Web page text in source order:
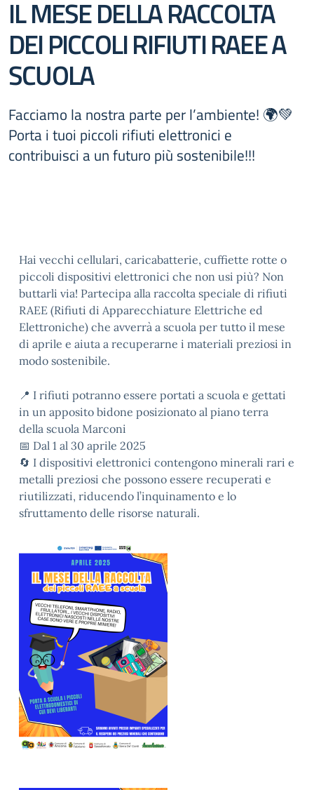
IL MESE DELLA RACCOLTA
DEI PICCOLI RIFIUTI RAEE A
SCUOLA
Facciamo la nostra parte per l’ambiente! 🌍💚
Porta i tuoi piccoli rifiuti elettronici e
contribuisci a un futuro più sostenibile!!!
Hai vecchi cellulari, caricabatterie, cuffiette rotte o
piccoli dispositivi elettronici che non usi più? Non
buttarli via! Partecipa alla raccolta speciale di rifiuti
RAEE (Rifiuti di Apparecchiature Elettriche ed
Elettroniche) che avverrà a scuola per tutto il mese
di aprile e aiuta a recuperarne i materiali preziosi in
modo sostenibile.
📍 I rifiuti potranno essere portati a scuola e gettati
in un apposito bidone posizionato al piano terra
della scuola Marconi
📅 Dal 1 al 30 aprile 2025
🔄 I dispositivi elettronici contengono minerali rari e
metalli preziosi che possono essere recuperati e
riutilizzati, riducendo l’inquinamento e lo
sfruttamento delle risorse naturali.